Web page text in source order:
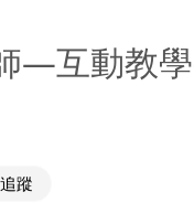
—互動教
蹤